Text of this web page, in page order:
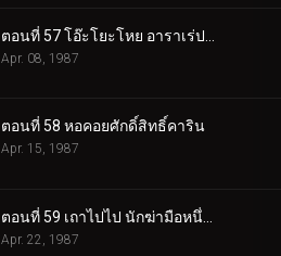
Apr. 08, 1987
ตอนที่ 58 หอคอยศักดิ์สิทธิ์คาริน
Apr. 15, 1987
Apr. 22, 1987